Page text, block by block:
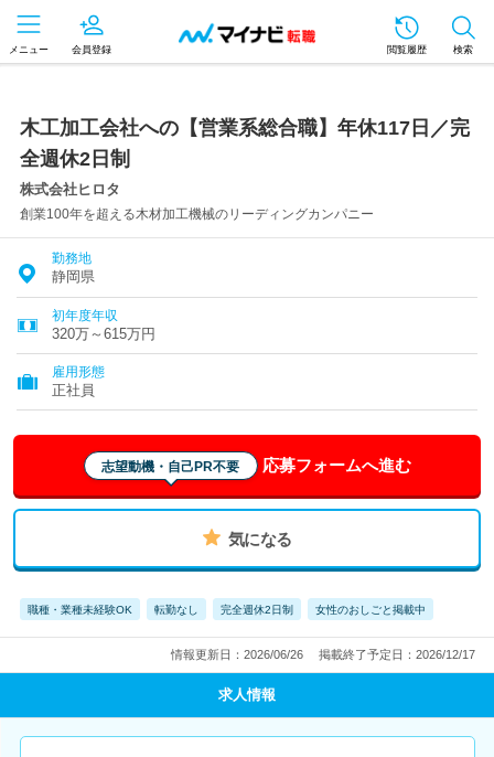
メニュー 会員登録 閲覧履歴 検索
木工加工会社への【営業系総合職】年休117日／完
全週休2日制
株式会社ヒロタ
創業100年を超える木材加工機械のリーディングカンパニー
勤務地
静岡県
初年度年収
320万～615万円
雇用形態
正社員
志望動機・自己PR不要 応募フォームへ進む
気になる
職種・業種未経験OK 転勤なし 完全週休2日制 女性のおしごと掲載中
情報更新日：2026/06/26 掲載終了予定日：2026/12/17
求人情報